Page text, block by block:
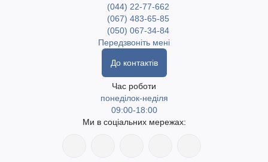
(044) 22-77-662
(067) 483-65-85
(050) 067-34-84
Передзвоніть мені
До контактів
Час роботи
понеділок-неділя
09:00-18:00
Ми в соціальних мережах: